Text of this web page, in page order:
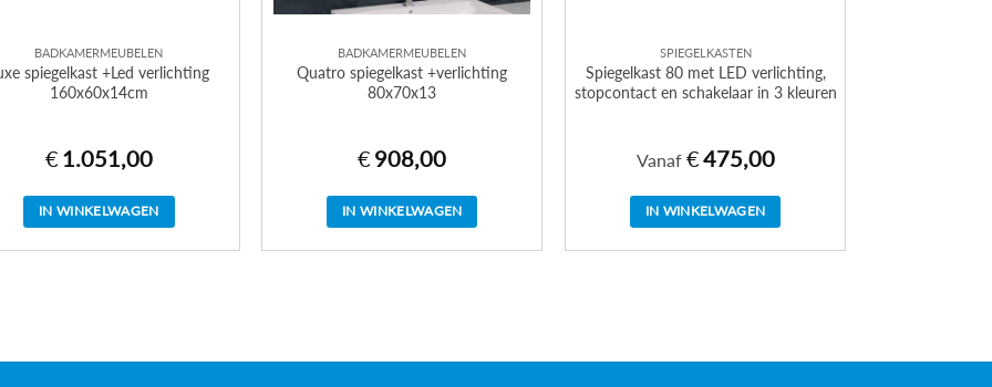
productpagina
BADKAMERMEUBELEN
spiegelkast +Led verlichting
160x60x14cm
€ 1.051,00
IN WINKELWAGEN
BADKAMERMEUBELEN
Quatro spiegelkast +verlichting
80x70x13
€ 908,00
IN WINKELWAGEN
SPIEGELKASTEN
Spiegelkast 80 met LED verlichting,
stopcontact en schakelaar in 3 kleuren
Vanaf €475,00
IN WINKELWAGEN
Deze